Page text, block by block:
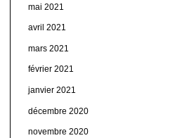
mai 2021
avril 2021
mars 2021
février 2021
janvier 2021
décembre 2020
novembre 2020